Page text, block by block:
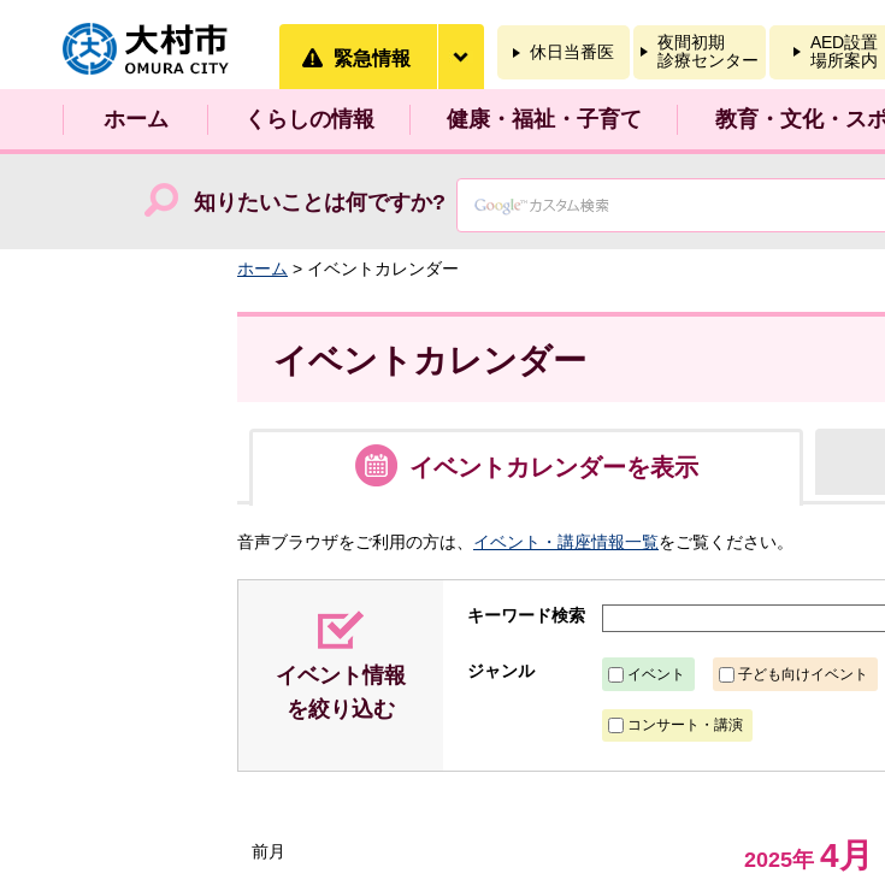
大村市
緊急情報 休日当番医
夜間初期
診療センター
AED設置
場所案内
ホーム くらしの情報 健康・福祉・子育て 教育・文化・ス
知りたいことは何ですか?
ホーム > イベントカレンダー
イベントカレンダー
イベント カレンダーを表示
音声ブラウザをご利用の方は、 イベント・講座情報一覧をご覧ください。
イベント情報
を絞り込む
キーワード検索
ジャンル イベント 子ども向けイベント
コンサート・講演
前月 2025年 4月